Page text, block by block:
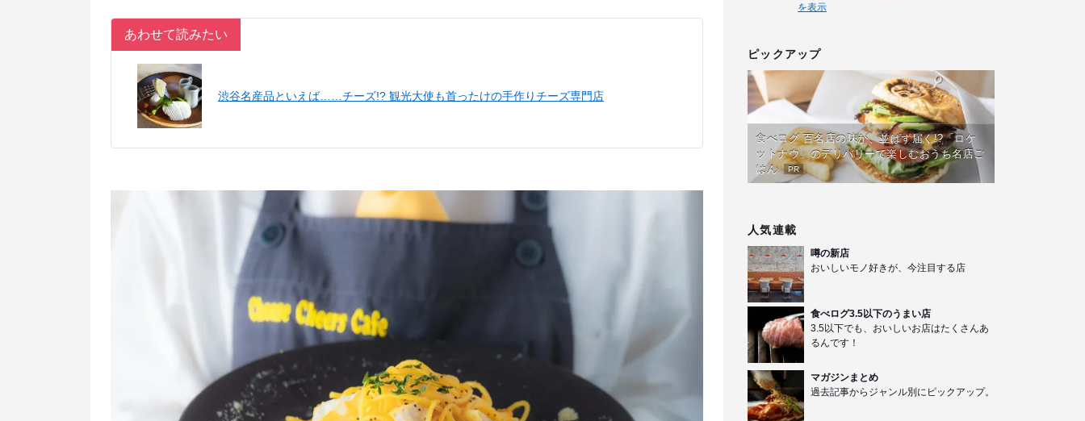
あわせて読みたい
渋谷名産品といえば……チーズ!? 観光大使も首ったけの手作りチーズ専門店
を表示
ピックアップ
食べログ 百名店の味が、並ばず届く!?「ロケ
ットナウ」のデリバリーで楽しむおうち名店ご
はん
PR
人気連載
噂の新店
おいしいモノ好きが、今注目する店
食べログ3.5以下のうまい店
3.5以下でも、おいしいお店はたくさんあ
るんです！
マガジンまとめ
過去記事からジャンル別にピックアップ。